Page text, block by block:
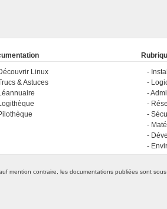
Linux
& Astuces
mention contraire, les documentations publiées sont